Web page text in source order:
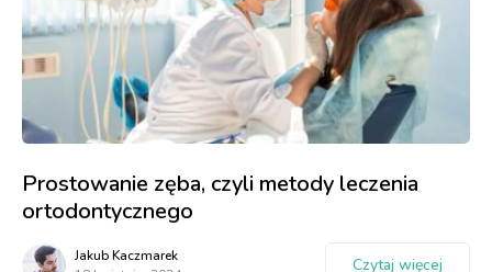
Prostowanie zęba, czyli metody leczenia
ortodontycznego
Jakub Kaczmarek
Czytaj więcej